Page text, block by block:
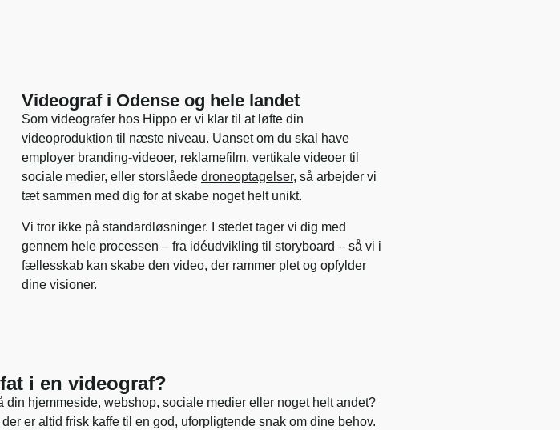
Videograf i Odense og hele landet
Som videografer hos Hippo er vi klar til at løfte din
videoproduktion til næste niveau. Uanset om du skal have
employer branding-videoer, reklamefilm, vertikale videoer til
sociale medier, eller storslåede droneoptagelser, så arbejder vi
tæt sammen med dig for at skabe noget helt unikt.
Vi tror ikke på standardløsninger. I stedet tager vi dig med
gennem hele processen – fra idéudvikling til storyboard – så vi i
fællesskab kan skabe den video, der rammer plet og opfylder
dine visioner.
i en videograf?
hjemmeside, webshop, sociale medier eller noget helt andet?
er altid frisk kaffe til en god, uforpligtende snak om dine behov.